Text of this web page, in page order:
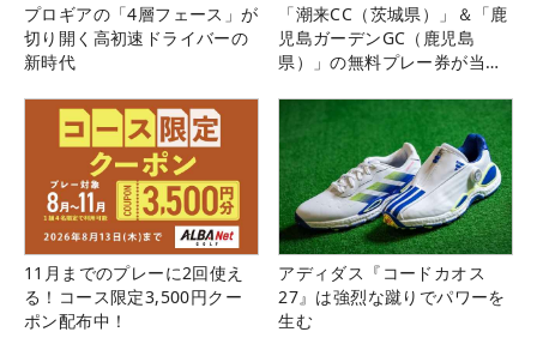
プロギアの「4層フェース」が
切り開く高初速ドライバーの
新時代
「潮来CC（茨城県）」＆「鹿
児島ガーデンGC（鹿児島
県）」の無料プレー券が当た
11月までのプレーに2回使え
る！コース限定3,500円クー
ポン配布中！
アディダス『コードカオス
27』は強烈な蹴りでパワーを
生む